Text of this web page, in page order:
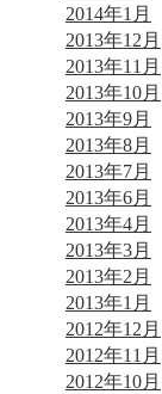
2014年1月
2013年12月
2013年11月
2013年10月
2013年9月
2013年8月
2013年7月
2013年6月
2013年4月
2013年3月
2013年2月
2013年1月
2012年12月
2012年11月
2012年10月